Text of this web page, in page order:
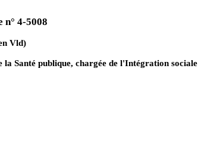
n° 4-5008
Vld)
Santé publique, chargée de l'Intégration sociale